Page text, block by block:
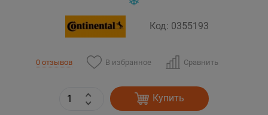
Код: 0355193
0 отзывов В избранное Сравнить
Купить
Талдыкорган